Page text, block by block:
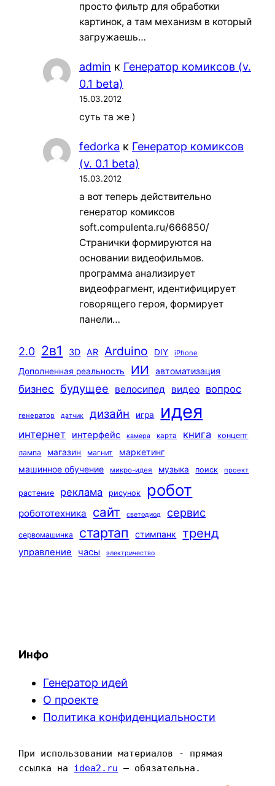
просто фильтр для обработки
картинок, а там механизм в который
загружаешь…
admin к Генератор комиксов (v.
0.1 beta)
15.03.2012
суть та же )
fedorka к Генератор комиксов
(v. 0.1 beta)
15.03.2012
а вот теперь действительно
генератор комиксов
soft.compulenta.ru/666850/
Странички формируются на
основании видеофильмов.
программа анализирует
видеофрагмент, идентифицирует
говорящего героя, формирует
панели…
2.0 2в1 3D AR Arduino DIY iPhone
Дополненная реальность ИИ автоматизация
бизнес будущее велосипед видео вопрос
генератор датчик дизайн игра идея
интернет интерфейс камера карта книга
концепт
лампа
магазин магнит
маркетинг
машинное обучение
микро-идея музыка поиск проект
растение реклама рисунок робот
робототехника сайт светодиод сервис
сервомашинка стартап стимпанк тренд
управление часы электричество
Инфо
Генератор идей
О проекте
Политика конфиденциальности
При использовании материалов - прямая
ссылка на idea2.ru — обязательна.